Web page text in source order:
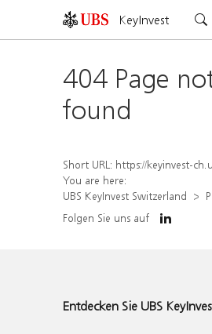
KeyInvest
404 Page
found
Short URL: https://keyinvest-ch.ubs.com/produkt/
You are here:
UBS KeyInvest Switzerland
Folgen Sie uns auf
Entdecken Sie UBS